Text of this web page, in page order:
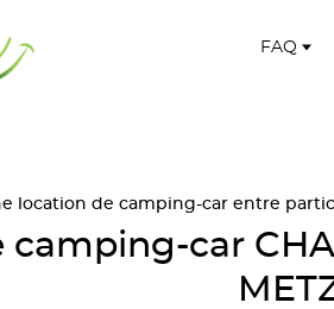
FAQ
location de camping-car entre
camping-car